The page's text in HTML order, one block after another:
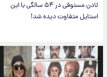
لادن مستوفی در ۵۴ سالگی با این
استایل متفاوت دیده شد!